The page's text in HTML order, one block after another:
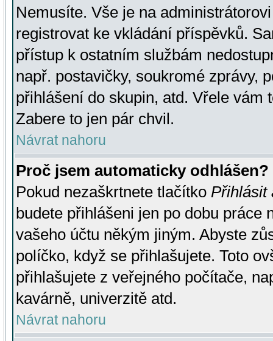
Nemusíte. Vše je na
registrovat ke vkládání příspěvků.
přístup k ostatním službám
např. postavičky, soukromé zprávy,
přihlášení do skupin, atd. Vřele vám
Zabere to jen pár chvil.
Návrat nahoru
Proč jsem automaticky odhlášen?
Pokud nezaškrtnete tlačítko Přihlásit
budete přihlášeni jen po dobu práce
vašeho účtu někým jiným. Abyste
políčko, když se přihlašujete. Toto
přihlašujete z veřejného počítače,
kavárně, univerzitě atd.
Návrat nahoru